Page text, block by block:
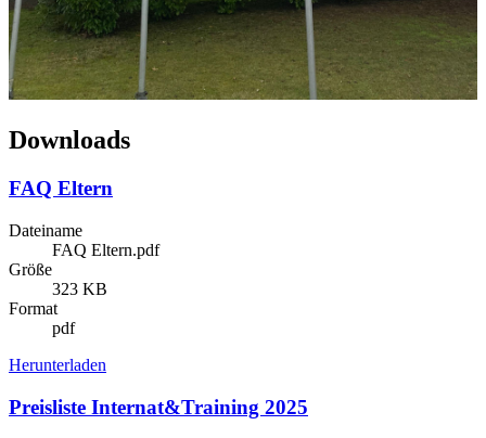
Downloads
FAQ Eltern
Dateiname
FAQ Eltern.pdf
Größe
323 KB
Format
pdf
Herunterladen
Preisliste Internat&Training 2025